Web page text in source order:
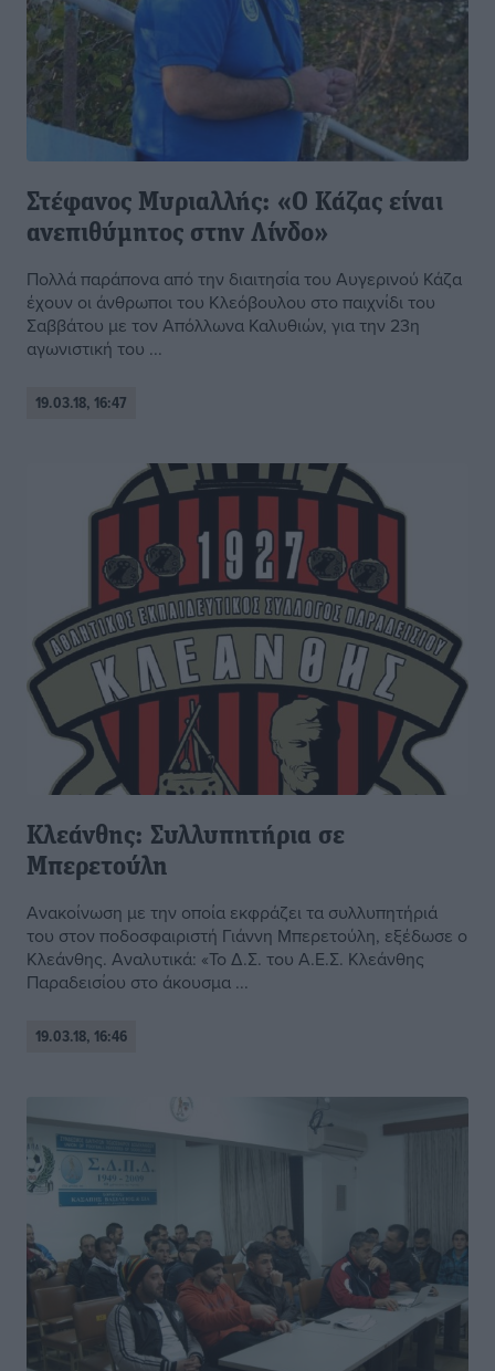
Στέφανος Μυριαλλής: «Ο Κάζας είναι
ανεπιθύμητος στην Λίνδο»
Πολλά παράπονα από την διαιτησία του Αυγερινού Κάζα
έχουν οι άνθρωποι του Κλεόβουλου στο παιχνίδι του
Σαββάτου με τον Απόλλωνα Καλυθιών, για την 23η
αγωνιστική του ...
19.03.18, 16:47
Κλεάνθης: Συλλυπητήρια σε
Μπερετούλη
Ανακοίνωση με την οποία εκφράζει τα συλλυπητήριά
του στον ποδοσφαιριστή Γιάννη Μπερετούλη, εξέδωσε ο
Κλεάνθης. Αναλυτικά: «Το Δ.Σ. του Α.Ε.Σ. Κλεάνθης
Παραδεισίου στο άκουσμα ...
19.03.18, 16:46